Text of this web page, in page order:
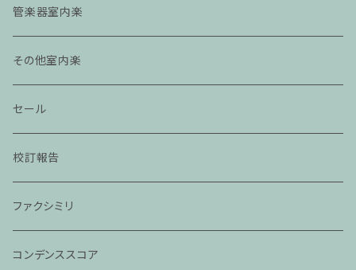
管楽器室内楽
その他室内楽
セール
校訂報告
ファクシミリ
コンデンススコア